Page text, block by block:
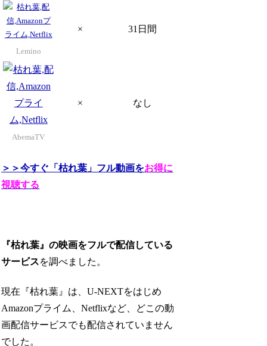
Lemino
× 31日間
AbemaTV
× なし
＞＞今すぐ「枯れ葉」フル動画をお得に
視聴する
『枯れ葉』の映画をフルで配信している
サービスを調べました。
現在『枯れ葉』は、U-NEXTをはじめ
Amazonプライム、Netflixなど、どこの動
画配信サービスでも配信されていません
でした。